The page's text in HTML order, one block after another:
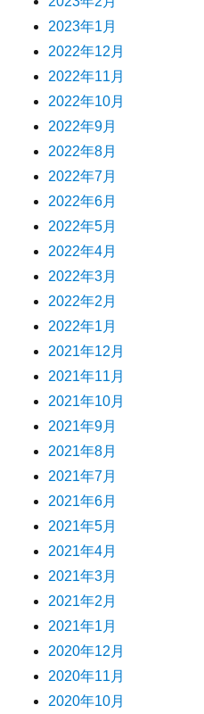
2023年1月
2022年12月
2022年11月
2022年10月
2022年9月
2022年8月
2022年7月
2022年6月
2022年5月
2022年4月
2022年3月
2022年2月
2022年1月
2021年12月
2021年11月
2021年10月
2021年9月
2021年8月
2021年7月
2021年6月
2021年5月
2021年4月
2021年3月
2021年2月
2021年1月
2020年12月
2020年11月
2020年10月